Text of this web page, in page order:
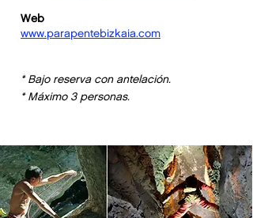
Web
www.parapentebizkaia.com
* Bajo reserva con antelación.
* Máximo 3 personas.